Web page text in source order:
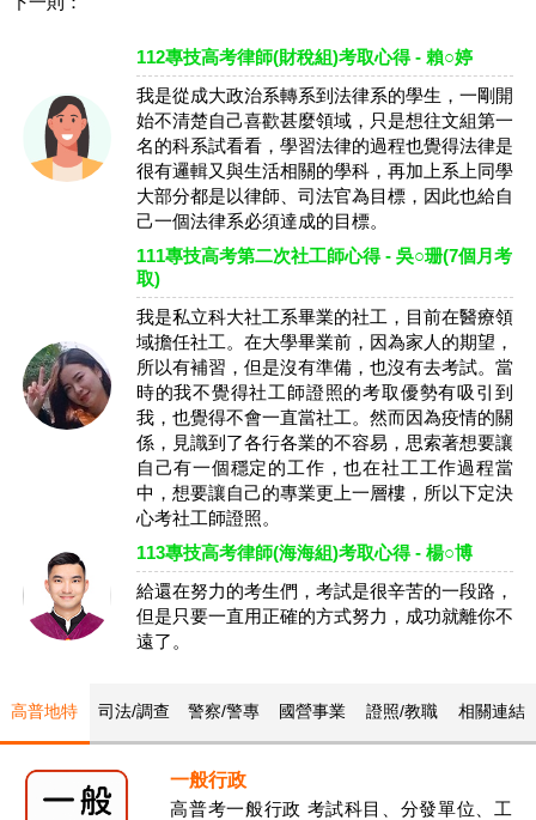
112專技高考律師(財稅組)考取心得 - 賴○婷
我是從成大政治系轉系到法律系的學生，一剛開
始不清楚自己喜歡甚麼領域，只是想往文組第一
名的科系試看看，學習法律的過程也覺得法律是
很有邏輯又與生活相關的學科，再加上系上同學
大部分都是以律師、司法官為目標，因此也給自
己一個法律系必須達成的目標。
111專技高考第二次社工師心得 - 吳○珊(7個月考
取)
我是私立科大社工系畢業的社工，目前在醫療領
域擔任社工。在大學畢業前，因為家人的期望，
所以有補習，但是沒有準備，也沒有去考試。當
時的我不覺得社工師證照的考取優勢有吸引到
我，也覺得不會一直當社工。然而因為疫情的關
係，見識到了各行各業的不容易，思索著想要讓
自己有一個穩定的工作，也在社工工作過程當
中，想要讓自己的專業更上一層樓，所以下定決
心考社工師證照。
113專技高考律師(海海組)考取心得 - 楊○博
給還在努力的考生們，考試是很辛苦的一段路，
但是只要一直用正確的方式努力，成功就離你不
遠了。
高普地特 司法/調查 警察/警專 國營事業 證照/教職 相關連結
一般行政
高普考一般行政 考試科目、分發單位、工